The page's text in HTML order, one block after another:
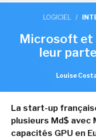
LOGICIEL /
Microsoft
leur
Louise
La start-up
plusieurs Md$
capacités GPU en